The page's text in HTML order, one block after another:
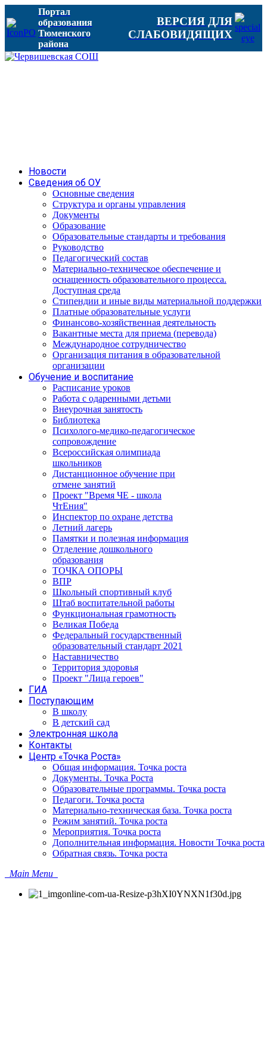
Портал
образования
Тюменского
района
ВЕРСИЯ ДЛЯ
СЛАБОВИДЯЩИХ
Новости
Сведения об ОУ
Основные сведения
Структура и органы управления
Документы
Образование
Образовательные стандарты и требования
Руководство
Педагогический состав
Материально-техническое обеспечение и
оснащенность образовательного процесса.
Доступная среда
Стипендии и иные виды материальной поддержки
Платные образовательные услуги
Финансово-хозяйственная деятельность
Вакантные места для приема (перевода)
Международное сотрудничество
Организация питания в образовательной
организации
Обучение и воспитание
Расписание уроков
Работа с одаренными детьми
Внеурочная занятость
Библиотека
Психолого-медико-педагогическое
сопровождение
Всероссийская олимпиада
школьников
Дистанционное обучение при
отмене занятий
Проект "Время ЧЕ - школа
ЧтЕния"
Инспектор по охране детства
Летний лагерь
Памятки и полезная информация
Отделение дошкольного
образования
ТОЧКА ОПОРЫ
ВПР
Школьный спортивный клуб
Штаб воспитательной работы
Функциональная грамотность
Великая Победа
Федеральный государственный
образовательный стандарт 2021
Наставничество
Территория здоровья
Проект "Лица героев"
ГИА
Поступающим
В школу
В детский сад
Электронная школа
Контакты
Центр «Точка Роста»
Общая информация. Точка роста
Документы. Точка Роста
Образовательные программы. Точка роста
Педагоги. Точка роста
Материально-техническая база. Точка роста
Режим занятий. Точка роста
Мероприятия. Точка роста
Дополнительная информация. Новости Точка роста
Обратная связь. Точка роста
Main Menu